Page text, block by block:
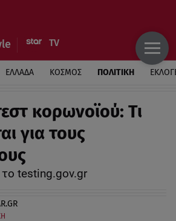
ΕΛΛΑΔΑ ΚΟΣΜΟΣ ΠΟΛΙΤΙΚΗ
κορωνοϊού: Τι
για τους
testing.gov.gr